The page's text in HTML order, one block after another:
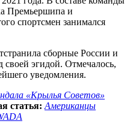
Премьершипа и
спортсмен занимался
сборные России и
своей эгидой. Отмечалось,
уведомления.
«Крылья Советов»
статья: Американцы